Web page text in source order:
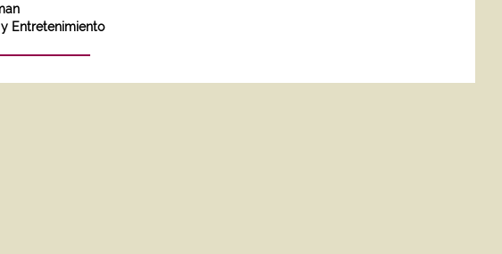
Entretenimiento